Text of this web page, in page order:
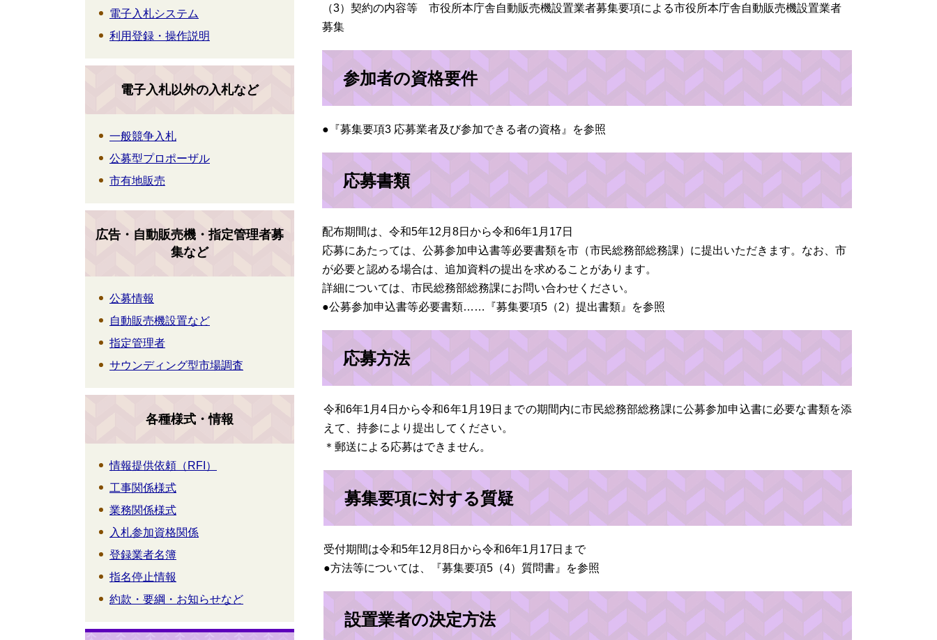
（3）契約の内容等 市役所本庁舎自動販売機設置業者募集要項による市役所本庁舎自動販売機設置業者
募集
参加者の資格要件
●『募集要項3 応募業者及び参加できる者の資格』を参照
応募書類
配布期間は、令和5年12月8日から令和6年1月17日
応募にあたっては、公募参加申込書等必要書類を市（市民総務部総務課）に提出いただきます。なお、市
が必要と認める場合は、追加資料の提出を求めることがあります。
詳細については、市民総務部総務課にお問い合わせください。
●公募参加申込書等必要書類……『募集要項5（2）提出書類』を参照
応募方法
令和6年1月4日から令和6年1月19日までの期間内に市民総務部総務課に公募参加申込書に必要な書類を添
えて、持参により提出してください。
＊郵送による応募はできません。
募集要項に対する質疑
受付期間は令和5年12月8日から令和6年1月17日まで
●方法等については、『募集要項5（4）質問書』を参照
設置業者の決定方法
電子入札システム
利用登録・操作説明
電子入札以外の入札など
一般競争入札
公募型プロポーザル
市有地販売
広告・自動販売機・指定管理者募
集など
公募情報
自動販売機設置など
指定管理者
サウンディング型市場調査
各種様式・情報
情報提供依頼（RFI）
工事関係様式
業務関係様式
入札参加資格関係
登録業者名簿
指名停止情報
約款・要綱・お知らせなど